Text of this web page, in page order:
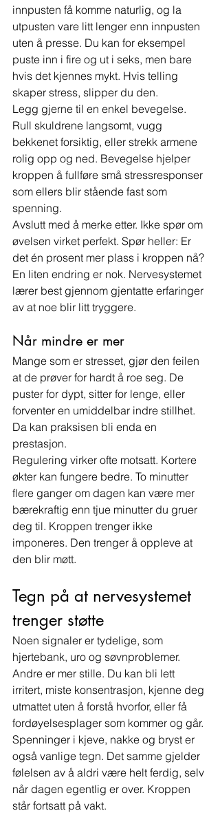
innpusten få komme naturlig, og la
utpusten vare litt lenger enn innpusten
uten å presse. Du kan for eksempel
puste inn i fire og ut i seks, men bare
hvis det kjennes mykt. Hvis telling
skaper stress, slipper du den.
Legg gjerne til en enkel bevegelse.
Rull skuldrene langsomt, vugg
bekkenet forsiktig, eller strekk armene
rolig opp og ned. Bevegelse hjelper
kroppen å fullføre små stressresponser
som ellers blir stående fast som
spenning.
Avslutt med å merke etter. Ikke spør om
øvelsen virket perfekt. Spør heller: Er
det én prosent mer plass i kroppen nå?
En liten endring er nok. Nervesystemet
lærer best gjennom gjentatte erfaringer
av at noe blir litt tryggere.
Når mindre er mer
Mange som er stresset, gjør den feilen
at de prøver for hardt å roe seg. De
puster for dypt, sitter for lenge, eller
forventer en umiddelbar indre stillhet.
Da kan praksisen bli enda en
prestasjon.
Regulering virker ofte motsatt. Kortere
økter kan fungere bedre. To minutter
flere ganger om dagen kan være mer
bærekraftig enn tjue minutter du gruer
deg til. Kroppen trenger ikke
imponeres. Den trenger å oppleve at
den blir møtt.
Tegn på at nervesystemet
trenger støtte
Noen signaler er tydelige, som
hjertebank, uro og søvnproblemer.
Andre er mer stille. Du kan bli lett
irritert, miste konsentrasjon, kjenne deg
utmattet uten å forstå hvorfor, eller få
fordøyelsesplager som kommer og går.
Spenninger i kjeve, nakke og bryst er
også vanlige tegn. Det samme gjelder
følelsen av å aldri være helt ferdig, selv
når dagen egentlig er over. Kroppen
står fortsatt på vakt.